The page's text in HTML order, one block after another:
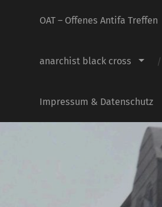
OAT – Offenes Antifa Treffen
anarchist black cross
Impressum & Datenschutz